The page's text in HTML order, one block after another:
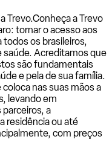
Trevo.Conheça a Trevo
tornar o acesso aos
todos os brasileiros,
saúde. Acreditamos que
são fundamentais
e pela de sua família.
nas suas mãos a
levando em
a
residência ou até
com preços